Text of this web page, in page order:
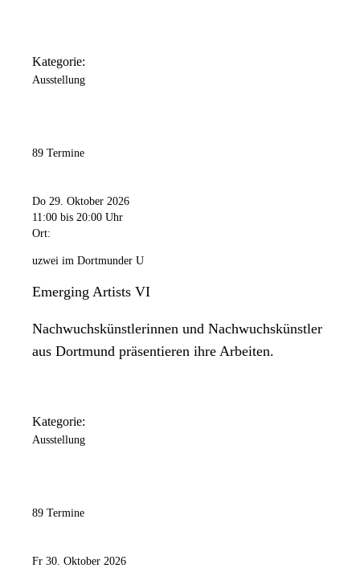
Kategorie:
Ausstellung
89 Termine
Do 29. Oktober 2026
11:00 bis 20:00 Uhr
Ort:
uzwei im Dortmunder U
Emerging Artists VI
Nachwuchskünstlerinnen und Nachwuchskünstler
aus Dortmund präsentieren ihre Arbeiten.
Kategorie:
Ausstellung
89 Termine
Fr 30. Oktober 2026